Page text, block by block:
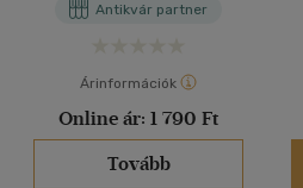
Antikvár partner
Árinformációk
Online ár: 1 790 Ft
Tovább